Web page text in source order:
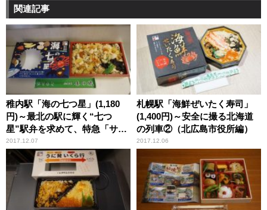
関連記事
稚内駅「海の七つ星」(1,180
円)～最北の駅に輝く“七つ
星”駅弁を求めて、特急「サロ
ベツ」の旅
2017.12.07
札幌駅「海鮮ぜいたく寿司」
(1,400円)～安全に撮る北海道
の列車②（北広島市役所編）
2017.12.06